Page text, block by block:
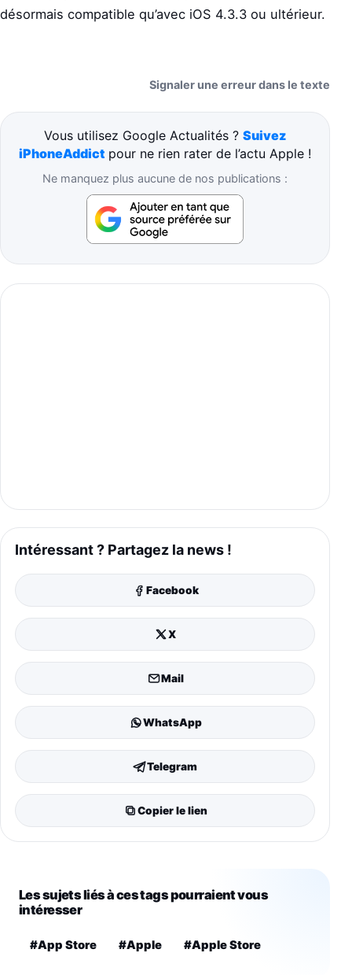
désormais compatible qu’avec iOS 4.3.3 ou ultérieur.
Signaler une erreur dans le texte
Vous utilisez Google Actualités ? Suivez
iPhoneAddict pour ne rien rater de l’actu Apple !
Ne manquez plus aucune de nos publications :
Intéressant ? Partagez la news !
Facebook
X
Mail
WhatsApp
Telegram
Copier le lien
Les sujets liés à ces tags pourraient vous
intéresser
#App Store #Apple #Apple Store